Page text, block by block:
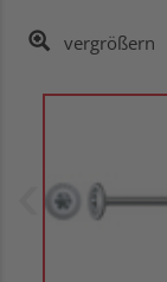
vergrößern